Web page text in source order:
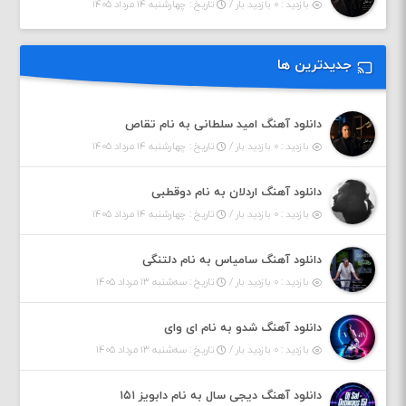
بازدید : ۰ بازدید بار /
تاریخ : چهارشنبه ۱۴ مرداد ۱۴۰۵
جدیدترین ها
دانلود آهنگ امید سلطانی به نام تقاص
بازدید : ۰ بازدید بار / تاریخ : چهارشنبه ۱۴ مرداد ۱۴۰۵
دانلود آهنگ اردلان به نام دوقطبی
بازدید : ۰ بازدید بار / تاریخ : چهارشنبه ۱۴ مرداد ۱۴۰۵
دانلود آهنگ سامیاس به نام دلتنگی
بازدید : ۰ بازدید بار / تاریخ : سه‌شنبه ۱۳ مرداد ۱۴۰۵
دانلود آهنگ شدو به نام ای وای
بازدید : ۰ بازدید بار / تاریخ : سه‌شنبه ۱۳ مرداد ۱۴۰۵
دانلود آهنگ دیجی سال به نام دابویز ۱۵۱